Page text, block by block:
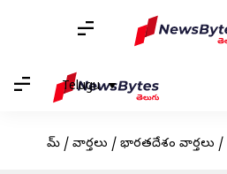
Telugu
హోమ్ / వార్తలు / భారతదేశం వార్తలు /